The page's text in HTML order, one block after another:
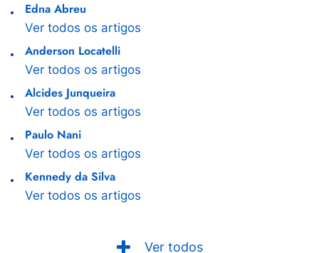
Edna Abreu
Ver todos os artigos
Anderson Locatelli
Ver todos os artigos
Alcides Junqueira
Ver todos os artigos
Paulo Nani
Ver todos os artigos
Kennedy da Silva
Ver todos os artigos
Ver todos